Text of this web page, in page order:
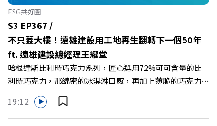
何引爆市場？ 🔺打破「富不過三代」魔咒，如何靠信託鬆
綁落實百年傳承？ 🔺高雄專區滿一週年！如何打造在地財
富生態系？ 主持人／遠見雜誌總編輯 林讓均 與談人／遠見
雜誌資深主編 廖君雅 +++++ 💰更多專題導覽
>>https://www.gvm.com.tw/topic/2355 🫧清除腦袋的盲
點，也順手理清生活的雜亂。 點開看質感養成術>>
https://gvmkt.pse.is/9al3px ✨關注《遠見》更多的社群：
LINE：https://reurl.cc/A4ELQp IG：
https://bit.ly/3AjBWNV YT：https://bit.ly/38jNi9k
ESG共好圈
S3 EP367 /
不只蓋大樓！遠雄建設用工地再生翻轉下一個50年
ft. 遠雄建設總經理王耀堂
哈根達斯比利時巧克力系列，匠心選用72%可可含量的比
利時巧克力，那綿密的冰淇淋口感，再加上薄脆的巧克力脆
片，苦甜交織，完美呈現黑巧克力的濃郁香醇，是專屬成熟
大人系的奢華風味。 https://fstry.pse.is/9byecv —— 以上
為 Firstory Podcast 廣告 —— 在氣候變遷、淨零轉型與高
19:12